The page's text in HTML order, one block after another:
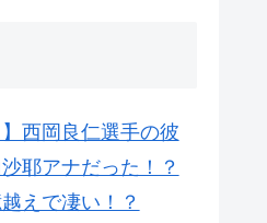
】西岡良仁選手の彼
耶アナだった！？
えで凄い！？